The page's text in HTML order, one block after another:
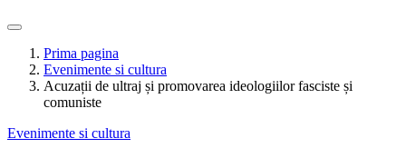
Prima pagina
Evenimente si cultura
Acuzații de ultraj și promovarea ideologiilor fasciste și
comuniste
Evenimente si cultura